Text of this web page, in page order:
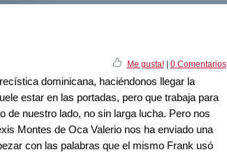
Me gusta!| 0 Comentarios
dominicana, haciéndonos llegar la
estar en las portadas, pero que trabaja para
de nuestro lado, no sin larga lucha. Pero nos
Montes de Oca Valerio nos ha enviado una
con las palabras que el mismo Frank usó